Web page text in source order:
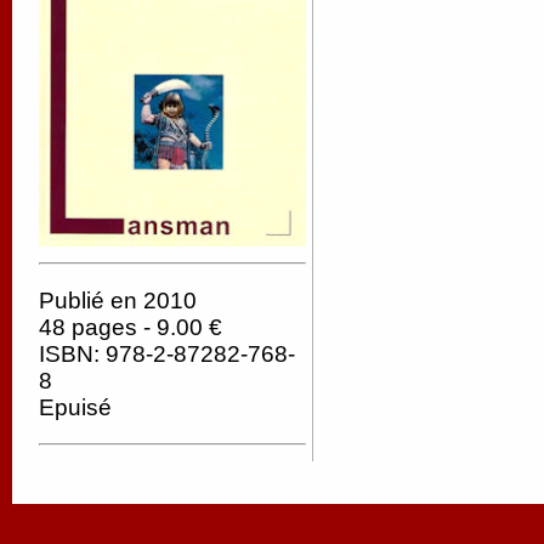
Publié en 2010
48 pages - 9.00 €
ISBN: 978-2-87282-768-
8
Epuisé